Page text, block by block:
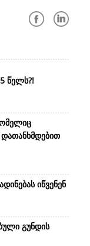
წელს?!
დათანხმდებით
იწვენენ
გუნდის